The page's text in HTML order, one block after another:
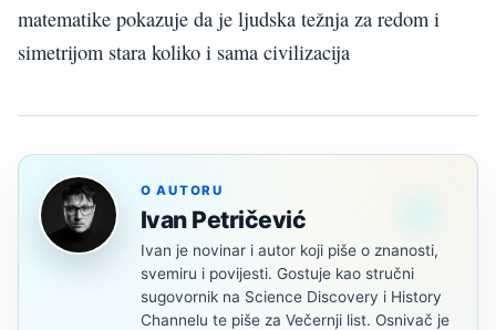
matematike pokazuje da je ljudska težnja za redom i
simetrijom stara koliko i sama civilizacija
O AUTORU
Ivan Petričević
Ivan je novinar i autor koji piše o znanosti,
svemiru i povijesti. Gostuje kao stručni
sugovornik na Science Discovery i History
Channelu te piše za Večernji list. Osnivač je